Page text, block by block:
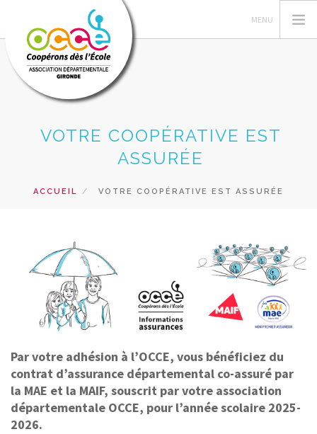
FORMATIONS
RECHERCHER
CONTACT
VOTRE COOPÉRATIVE EST
ASSURÉE
ACCUEIL VOTRE COOPÉRATIVE EST ASSURÉE
Par votre adhésion à l’OCCE, vous bénéficiez du
contrat d’assurance départemental co-assuré par
la MAE et la MAIF, souscrit par votre association
départementale OCCE, pour l’année scolaire 2025-
2026.